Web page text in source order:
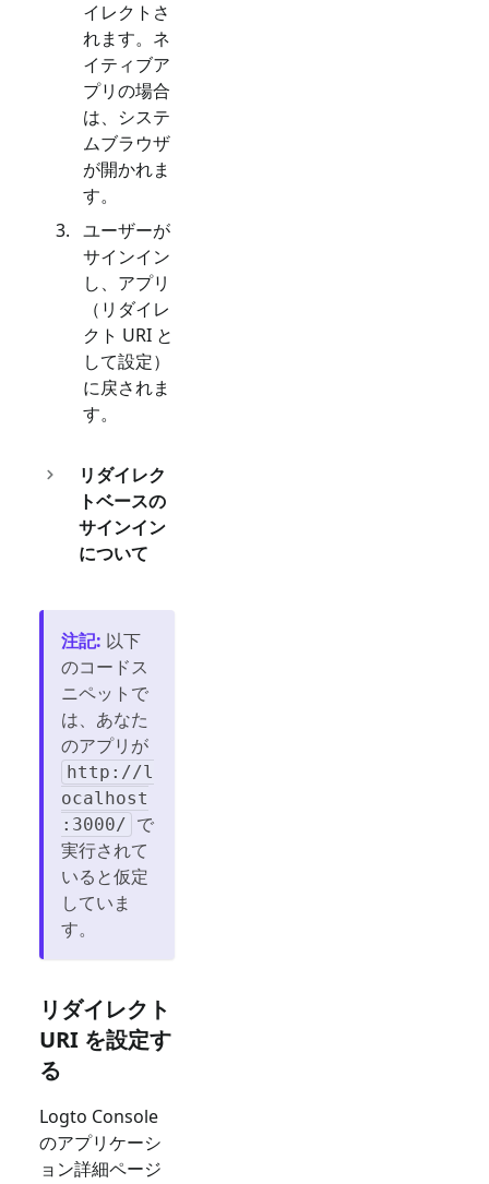
イレクトさ
れます。ネ
イティブア
プリの場合
は、システ
ムブラウザ
が開かれま
す。
ユーザーが
サインイン
し、アプリ
（リダイレ
クト URI と
して設定）
に戻されま
す。
リダイレク
トベースの
サインイン
について
注記: 以下
のコードス
ニペットで
は、あなた
のアプリが
http://l
ocalhost
:3000/ で
実行されて
いると仮定
していま
す。
リダイレクト
URI を設定す
る
Logto Console
のアプリケーシ
ョン詳細ページ